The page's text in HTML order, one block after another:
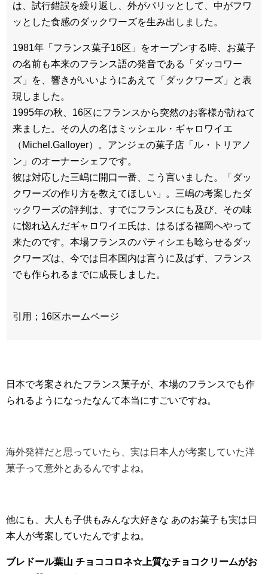
は、試行錯誤を繰り返し、外がパリッとして、中がフワ
ッとした食感のダックワーズを生み出しました。
1981年「フランス菓子16区」をオープンする時、お菓子
の名前も本来のフランス語の発音である「ダッコワー
ズ」を、響きがいいようにあえて「ダックワーズ」と表
現しました。
1995年の秋、16区にフランスから突然のお客様が訪ねて
来ました。その人の名はミッシェル・ギャロワイエ
（Michel.Galloyer）。アンジェの菓子店「ル・トリアノ
ン」のオーナーシェフです。
彼は対応した三嶋に開口一番、こう言いました。「ダッ
クワーズの作り方を教えてほしい」。三嶋の考案したダ
ックワーズの評判は、すでにフランスにも及び、その味
に惚れ込んだギャロワイエ氏は、はるばる福岡へやって
来たのです。本場フランスのパティシエも唸らせるダッ
クワーズは、今では日本国内は言うに及ばず、フランス
でも作られるまでに成長しました。
引用；16区ホームページ
日本で考案されたフランス菓子が、本場のフランスでも作
られるようになったなんて本当にすごいですね。
海外発祥だと思っていたら、実は日本人が考案していた洋
菓子って意外とあるんですよね。
他にも、大人も子供もみんな大好きな あのお菓子も実は日
本人が考案していたんですよね。
ブレドール葉山 チョココロネ☆上質なチョコクリームがお